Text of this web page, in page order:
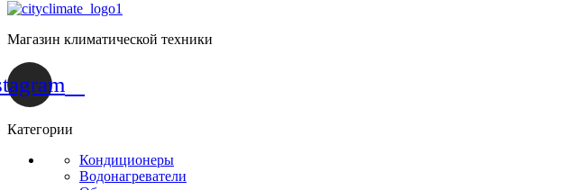
Магазин климатической техники
Категории
Кондиционеры
Водонагреватели